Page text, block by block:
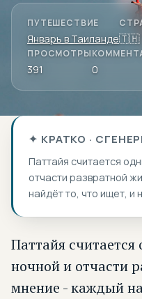
ПУТЕШЕСТВИЕ
Январь в Таиланде🇹🇭
ПРОСМОТРЫ
391 0
✦ КРАТКО ·
Паттайя считается
отчасти развратной
найдёт то, что ищет, и
Паттайя
ночной и отчасти
мнение - каждый